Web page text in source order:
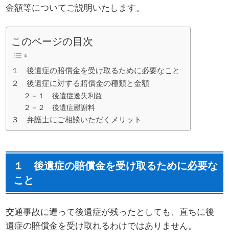
金額等についてご説明いたします。
このページの目次
１ 後遺症の賠償金を受け取るために必要なこと
２ 後遺症に対する賠償金の種類と金額
２－１ 後遺症逸失利益
２－２ 後遺症慰謝料
３ 弁護士にご相談いただくメリット
１ 後遺症の賠償金を受け取るために必要な
こと
交通事故に遭って後遺症が残ったとしても、直ちに後
遺症の賠償金を受け取れるわけではありません。